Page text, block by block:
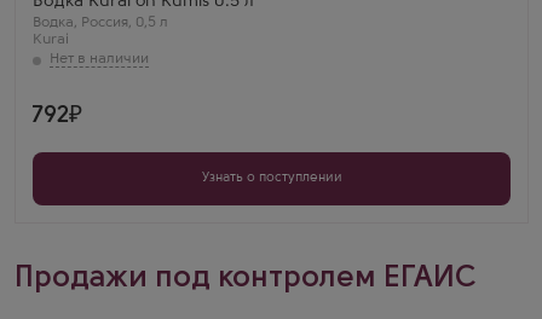
Водка, Россия, 0,5 л
Kurai
Уфа
Глеб Ж.
Курай на кумысе — очень необычно и круто! Вкус
уникальный, мягкость запредельная, рекомендую
792
Узнать о поступлении
Продажи под контролем ЕГАИС